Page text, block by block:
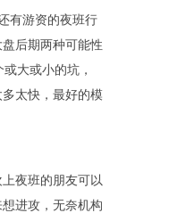
有游资的夜班行
后期两种可能性
大或小的坑，
太快，最好的模
夜班的朋友可以
进攻，无奈机构